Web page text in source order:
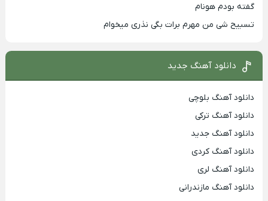
گفته بودم هونام
تسبیح شی من مهرم برات بگی نذری میخوام
دانلود آهنگ جدید
دانلود آهنگ بلوچی
دانلود آهنگ ترکی
دانلود آهنگ جدید
دانلود آهنگ کردی
دانلود آهنگ لری
دانلود آهنگ مازندرانی